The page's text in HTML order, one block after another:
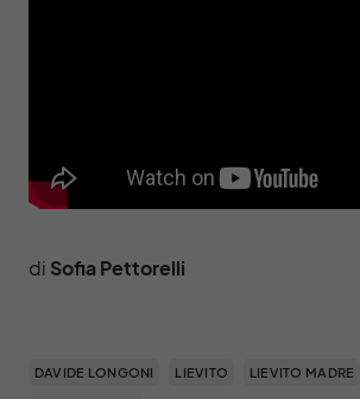
di Sofia Pettorelli
DAVIDE LONGONI LIEVITO LIEVITO MADRE